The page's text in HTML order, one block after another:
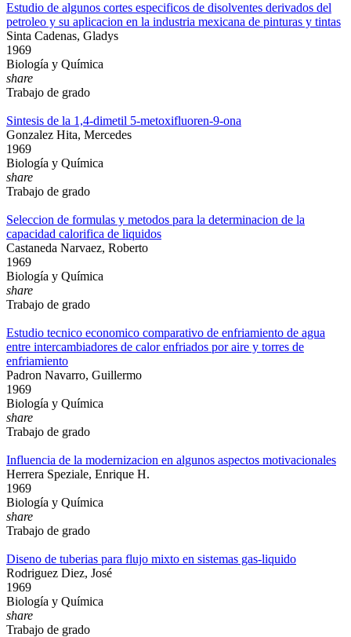
Estudio de algunos cortes especificos de disolventes derivados del
petroleo y su aplicacion en la industria mexicana de pinturas y tintas
Sinta Cadenas, Gladys
1969
Biología y Química
share
Trabajo de grado
Sintesis de la 1,4-dimetil 5-metoxifluoren-9-ona
Gonzalez Hita, Mercedes
1969
Biología y Química
share
Trabajo de grado
Seleccion de formulas y metodos para la determinacion de la
capacidad calorifica de liquidos
Castaneda Narvaez, Roberto
1969
Biología y Química
share
Trabajo de grado
Estudio tecnico economico comparativo de enfriamiento de agua
entre intercambiadores de calor enfriados por aire y torres de
enfriamiento
Padron Navarro, Guillermo
1969
Biología y Química
share
Trabajo de grado
Influencia de la modernizacion en algunos aspectos motivacionales
Herrera Speziale, Enrique H.
1969
Biología y Química
share
Trabajo de grado
Diseno de tuberias para flujo mixto en sistemas gas-liquido
Rodriguez Diez, José
1969
Biología y Química
share
Trabajo de grado